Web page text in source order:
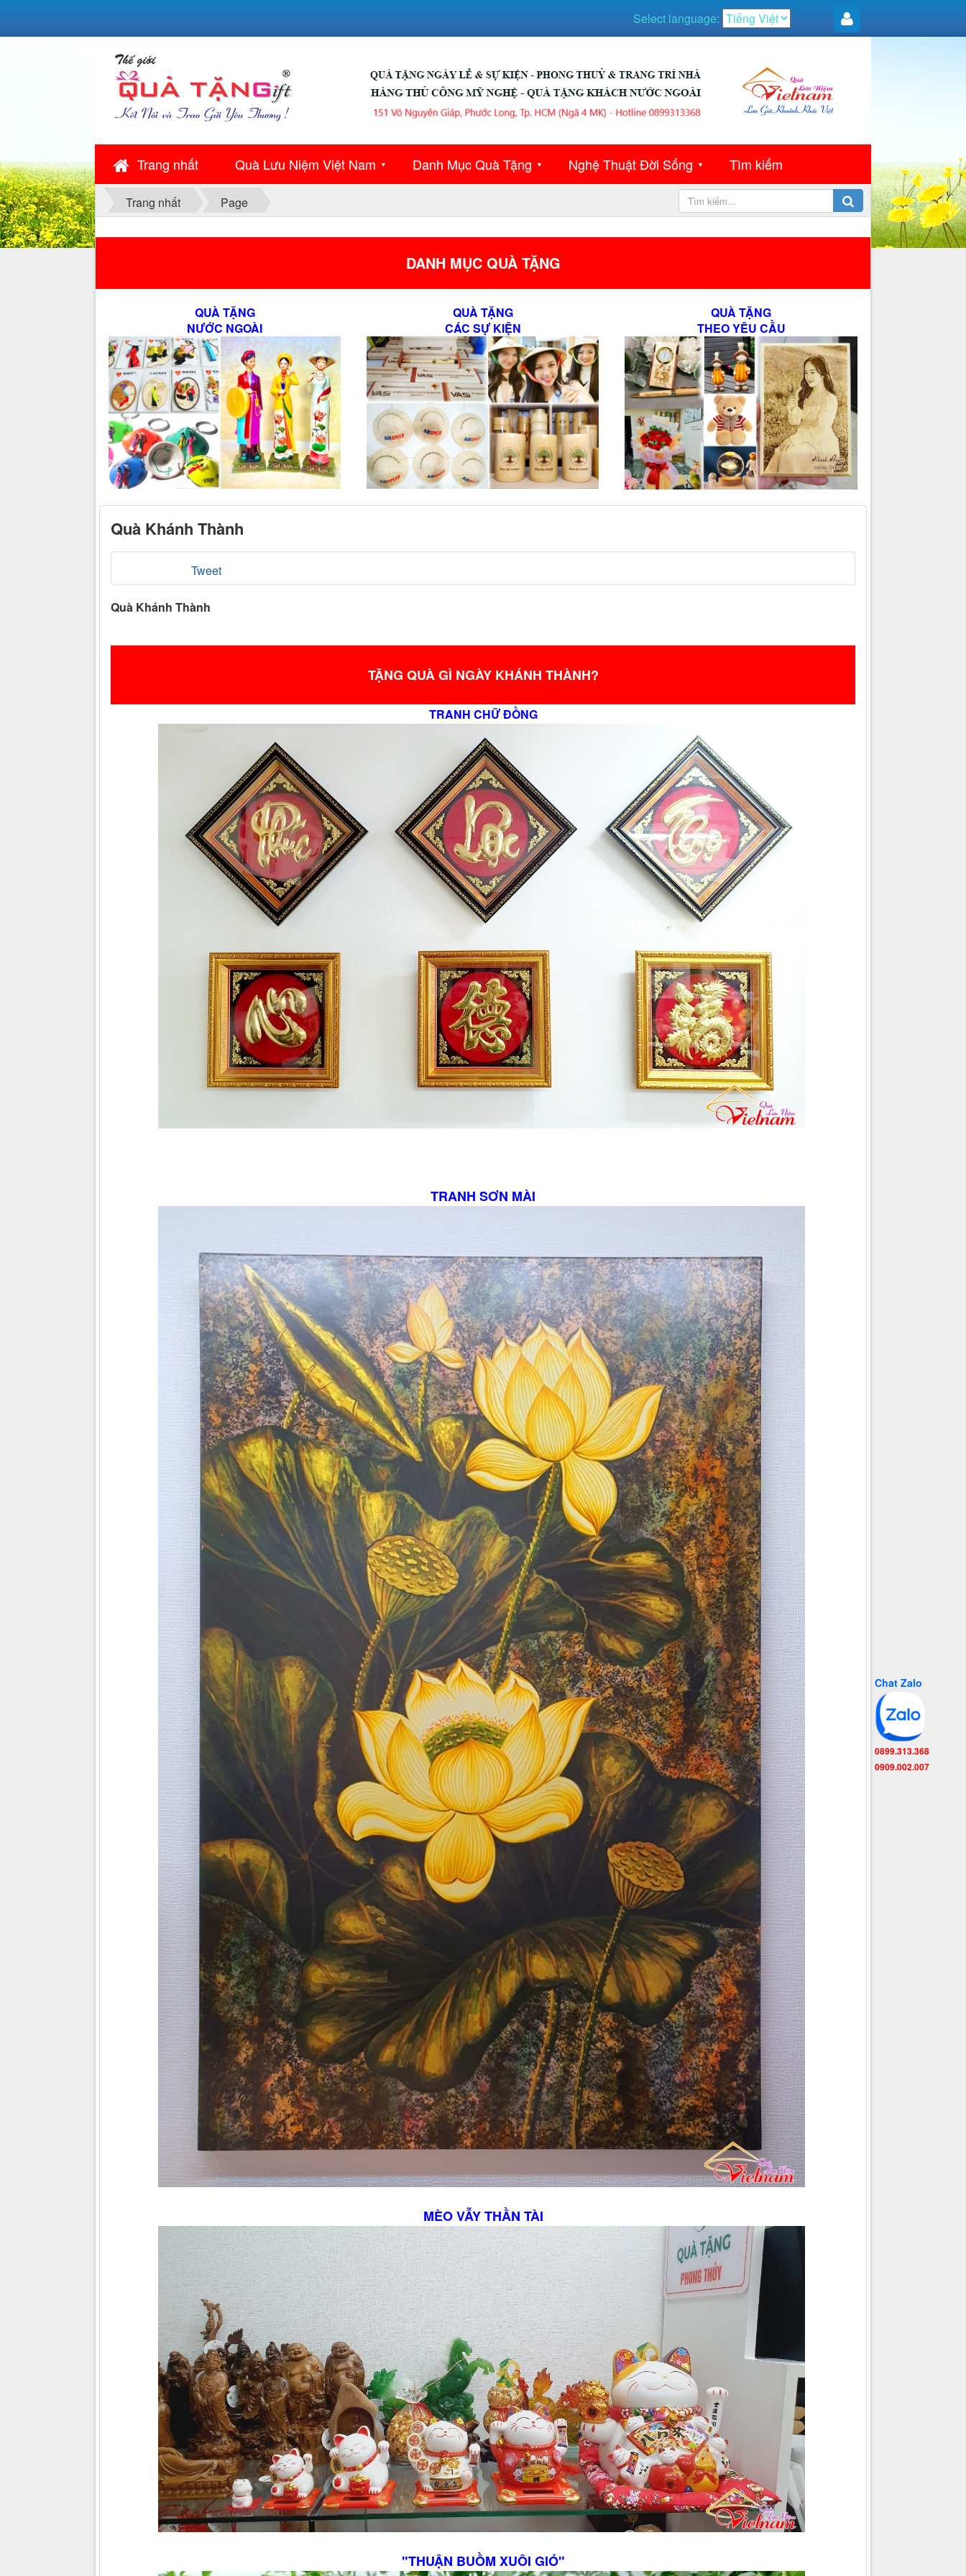
Trang nhất Quà Lưu Niệm Việt Nam ▼ Danh Mục Quà Tặng ▼ Nghệ Thuật Đời Sống ▼ Tìm kiếm
Select language:
Trang nhất Page
DANH MỤC QUÀ TẶNG
QUÀ TẶNG
NƯỚC NGOÀI
QUÀ TẶNG
CÁC SỰ KIỆN
QUÀ TẶNG
THEO YÊU CẦU
Quà Khánh Thành
Tweet
Quà Khánh Thành
TẶNG QUÀ GÌ NGÀY KHÁNH THÀNH?
TRANH CHỮ ĐỒNG
TRANH SƠN MÀI
MÈO VẪY THẦN TÀI
"THUẬN BUỒM XUÔI GIÓ"
Chat Zalo
0899.313.368
0909.002.007